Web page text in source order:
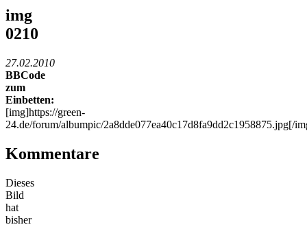
img
0210
27.02.2010
BBCode
zum
Einbetten:
[img]https://green-
24.de/forum/albumpic/2a8dde077ea40c17d8fa9dd2c1958875.jpg[/
Kommentare
Dieses
Bild
hat
bisher